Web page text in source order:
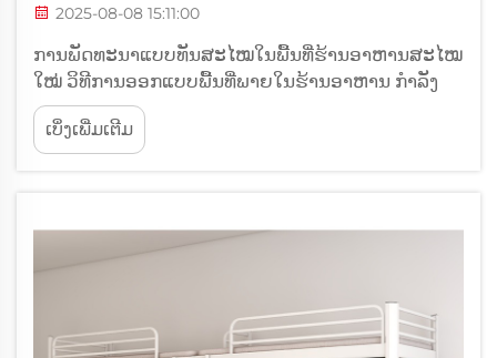
2025-08-08 15:11:00
ການພັດທະນາແບບທັນສະໄໝໃນພື້ນທີ່ຮ້ານອາຫານສະໄໝ
ໃໝ່ ວິທີການອອກແບບພື້ນທີ່ພາຍໃນຮ້ານອາຫານ ກຳລັງ
ປ່ຽນແປງຢ່າງຫຼວງຫຼາຍ, ການເລືອກຕັ່ງແລະເກົ້າອີ້ໃນຮ້ານ
ອາຫານ ແມ່ນມີບົດບາດສຳຄັນໃນການກຳນົດປະສົບການ
ກິນເຂົ້າ. ທີ່ຈະ...
ເບິ່ງເພີ່ມເຕີມ